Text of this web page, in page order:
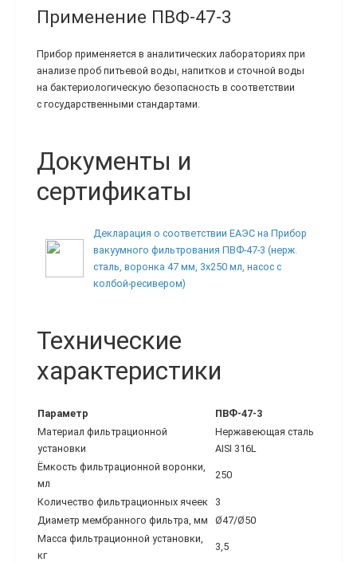
Применение ПВФ-47-3
Прибор применяется в аналитических лабораториях при
анализе проб питьевой воды, напитков и сточной воды
на бактериологическую безопасность в соответствии
с государственными стандартами.
Документы и
сертификаты
Декларация о соответствии ЕАЭС на Прибор
вакуумного фильтрования ПВФ-47-3 (нерж.
сталь, воронка 47 мм, 3х250 мл, насос с
колбой-ресивером)
Технические
характеристики
Параметр
ПВФ-47-3
Материал фильтрационной
установки
Нержавеющая сталь
AISI 316L
Ёмкость фильтрационной воронки,
мл
250
Количество фильтрационных ячеек
3
Диаметр мембранного фильтра, мм
Ø47/Ø50
Масса фильтрационной установки,
кг
3,5